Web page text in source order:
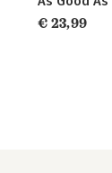
€ 23,99